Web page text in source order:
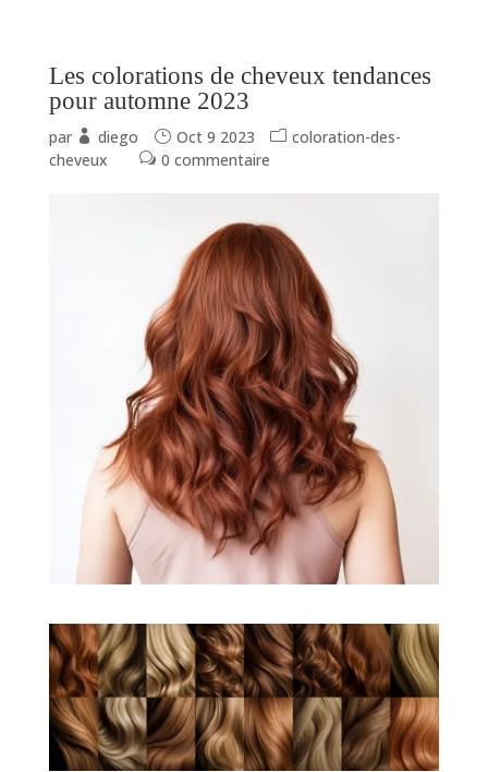
Les colorations de cheveux tendances
pour automne 2023
par diego Oct 9 2023
coloration-des-
cheveux
0 commentaire